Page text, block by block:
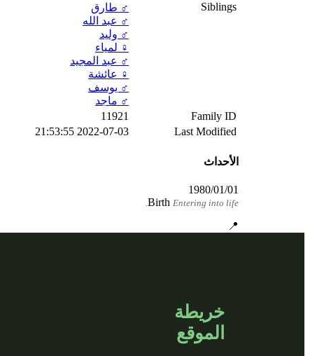
Siblings
♂️ طارق
♂️ عبد الله
♂️ وليد
♀️ لمياء
♂️ عبد المجيد
♀️ عائشة
♂️ يوسف
♂️ ماجد
Family ID
11921
Last Modified
2022-07-03 21:53:55
الأحداث
1980/01/01
Birth Entering into life.
📍
خريطة
الموقع